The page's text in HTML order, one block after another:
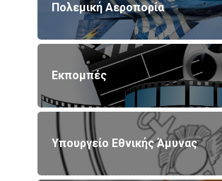
Πολεμική Αεροπορία
Εκπομπές
Υπουργείο Εθνικής Άμυνας